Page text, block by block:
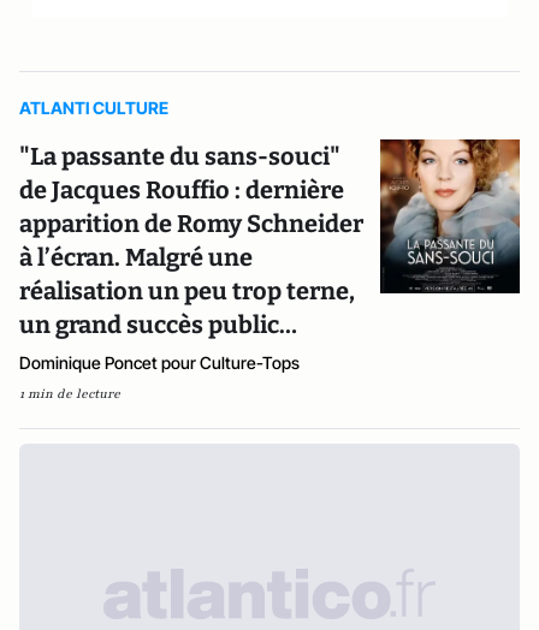
ATLANTI CULTURE
"La passante du sans-souci"
de Jacques Rouffio : dernière
apparition de Romy Schneider
à l’écran. Malgré une
réalisation un peu trop terne,
un grand succès public…
Dominique Poncet pour Culture-Tops
1 min de lecture